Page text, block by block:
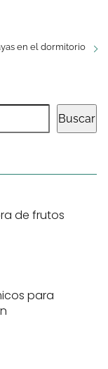
en el dormitorio
Buscar
de frutos
para